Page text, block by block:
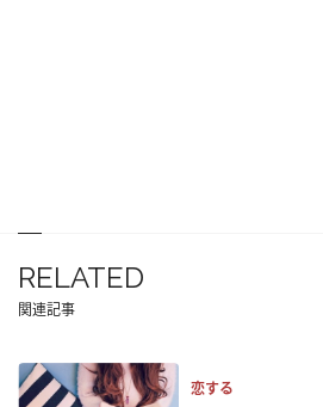
RELATED
関連記事
恋する